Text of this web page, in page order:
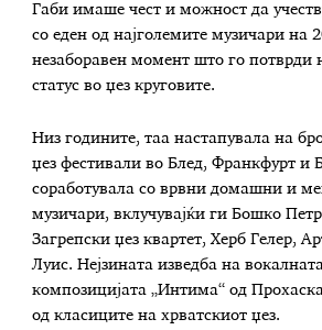
Габи имаше чест и можност да
со еден од најголемите музичари на
незаборавен момент што го потврди
статус во џез круговите.
Низ годините, таа настапувала на
џез фестивали во Блед, Франкфурт и
соработувала со врвни домашни и
музичари, вклучувајќи ги Бошко
Загрепски џез квартет, Херб Гелер,
Луис. Нејзината изведба на
композицијата „Интима“ од
од класиците на хрватскиот џез.